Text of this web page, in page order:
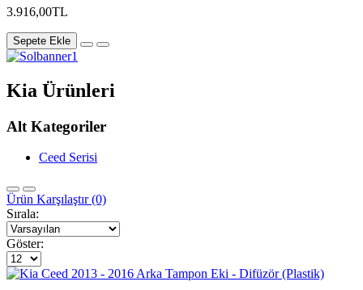
3.916,00TL
Sepete Ekle
Kia Ürünleri
Alt Kategoriler
Ceed Serisi
Ürün Karşılaştır (0)
Sırala:
Göster: